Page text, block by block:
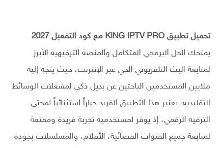
تحميل تطبيق KING IPTV PRO مع كود التفعيل 2027
يمنحك الحل البرمجي المتكامل والمنصة الترفيهية الأبرز
لمتابعة البث التلفزيوني الحي عبر الإنترنت، حيث يتجه إليه
ملايين المستخدمين الباحثين عن بديل ذكي لمشغلات الوسائط
التقليدية. يعتبر هذا التطبيق الفريد خياراً استثنائياً لمحبّي
الترفيه الرقمي، إذ يوفر لمستخدميه تجربة فريدة وممتعة
لمتابعة جميع القنوات الفضائية، الأفلام، والمسلسلات بجودة